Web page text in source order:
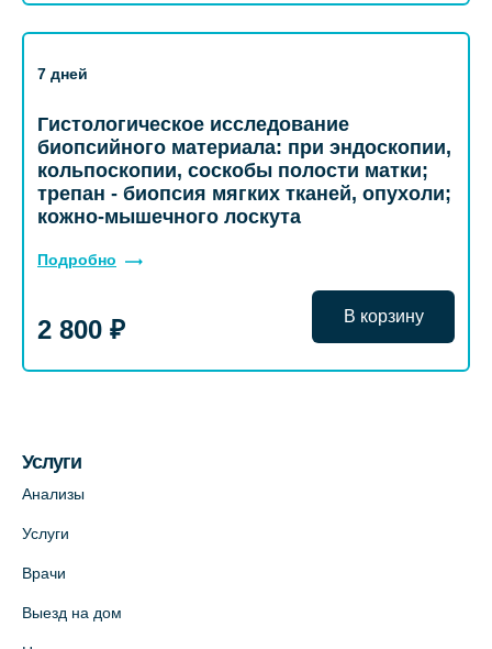
7 дней
Гистологическое исследование
биопсийного материала: при эндоскопии,
кольпоскопии, соскобы полости матки;
трепан - биопсия мягких тканей, опухоли;
кожно-мышечного лоскута
Подробно
2 800 ₽ В корзину
Услуги
Анализы
Услуги
Врачи
Выезд на дом